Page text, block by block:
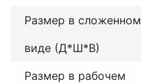
Размер в сложенном
виде (Д*Ш*В)
Размер в рабочем